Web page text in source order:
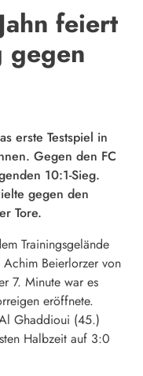
feiert
gegen
erste Testspiel in
Gegen den FC
10:1-Sieg.
gegen den
Tore.
Trainingsgelände
Beierlorzer von
7. Minute war es
eröffnete.
Ghaddioui (45.)
Halbzeit auf 3:0